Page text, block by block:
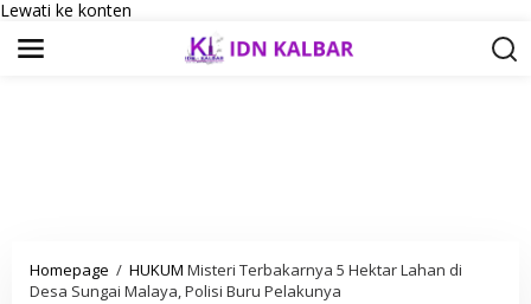
Lewati ke konten
Homepage / HUKUM Misteri Terbakarnya 5 Hektar Lahan di
Desa Sungai Malaya, Polisi Buru Pelakunya